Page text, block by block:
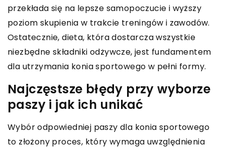
przekłada się na lepsze samopoczucie i wyższy
poziom skupienia w trakcie treningów i zawodów.
Ostatecznie, dieta, która dostarcza wszystkie
niezbędne składniki odżywcze, jest fundamentem
dla utrzymania konia sportowego w pełni formy.
Najczęstsze błędy przy wyborze
paszy i jak ich unikać
Wybór odpowiedniej paszy dla konia sportowego
to złożony proces, który wymaga uwzględnienia